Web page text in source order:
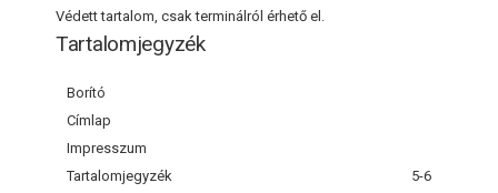
Védett tartalom, csak terminálról érhető el.
Tartalomjegyzék
Borító
Címlap
Impresszum
Tartalomjegyzék
5-6